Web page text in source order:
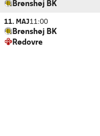
Brønshøj BK
11. MAJ11:00
Brønshøj BK
Rødovre